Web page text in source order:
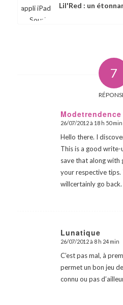
Lil'Red : un
7
dit
26/07/2012 à 18 h 50 min
Hello there. I
This is a good
save that along
your respective tips.
willcertainly go back.
Lunatique
dit
26/07/2012 à 8 h 24 min
C’est pas mal, à
permet un bon jeu
connu ou pas